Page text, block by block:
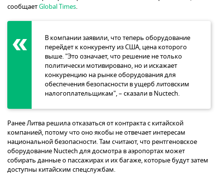
сообщаетGlobal Times.
В компании заявили, что теперь оборудование
перейдет к конкуренту из США, цена которого
выше. "Это означает, что решение не только
политически мотивировано, но и искажает
конкуренцию на рынке оборудования для
обеспечения безопасности в ущерб литовским
налогоплательщикам", – сказали в Nuctech.
Ранее Литва решила отказаться от контракта с китайской
компанией, потому что оно якобы не отвечает интересам
национальной безопасности. Там считают, что рентгеновское
оборудование Nuctech для досмотра в аэропортах может
собирать данные о пассажирах и их багаже, которые будут затем
доступны китайским спецслужбам.